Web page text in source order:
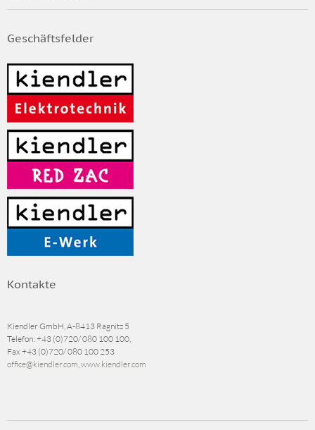
Geschäftsfelder
Kontakte
Kiendler GmbH, A-8413 Ragnitz 5
Telefon: +43 (0)720/ 080 100 100
Fax +43 (0)720/ 080 100 253
office@kiendler.com www.kiendler.com